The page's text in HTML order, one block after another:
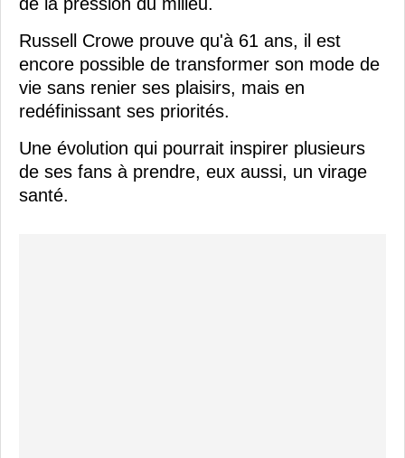
Russell Crowe prouve qu'à 61 ans, il est
encore possible de transformer son mode de
vie sans renier ses plaisirs, mais en
redéfinissant ses priorités.
Une évolution qui pourrait inspirer plusieurs
de ses fans à prendre, eux aussi, un virage
santé.